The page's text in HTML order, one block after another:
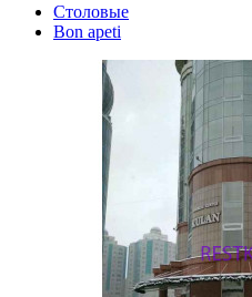
Столовые
Bon apeti